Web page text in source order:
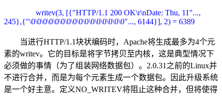
writev(3, [{"HTTP/1.1 200 OK\r\nDate: Thu, 11"...,
245},{"\0\0\0\0\0\0\0\0\0\0\0\0\0\0\0\0"..., 6144}], 2) = 6389
当进行HTTP/1.1块状编码时，Apache将生成最多为4个元
素的writev。它的目标是将字节拷贝至内核，这是典型情况下
必须做的事情（为了组装网络数据包）。2.0.31之前的Linux并
不进行合并，而是为每个元素生成一个数据包。因此升级系统
是一个好主意。定义NO_WRITEV将阻止这种合并，但将使得